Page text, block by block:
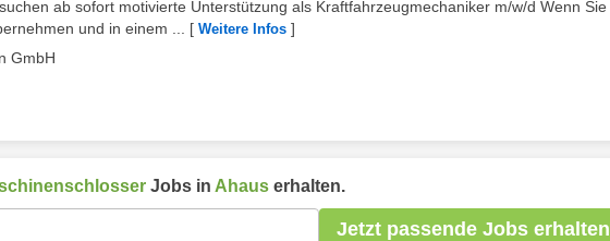
ab sofort motivierte Unterstützung als Kraftfahrzeugmechaniker m/w/d Wenn Sie
und in einem ...
[ Weitere Infos ]
GmbH
Jobs in Ahaus erhalten.
Jetzt passende Jobs erhalten